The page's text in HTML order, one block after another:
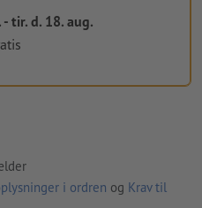
tir. d. 18. aug.
i ordren og Krav til